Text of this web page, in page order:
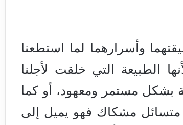
وأسرارهما لما استطعنا
الطبيعة التي خلقت لأجلنا
بشكل مستمر ومعهود، أو كما
مشكاك فهو يميل إلى